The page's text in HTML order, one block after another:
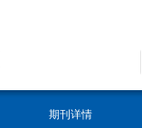
期刊详情